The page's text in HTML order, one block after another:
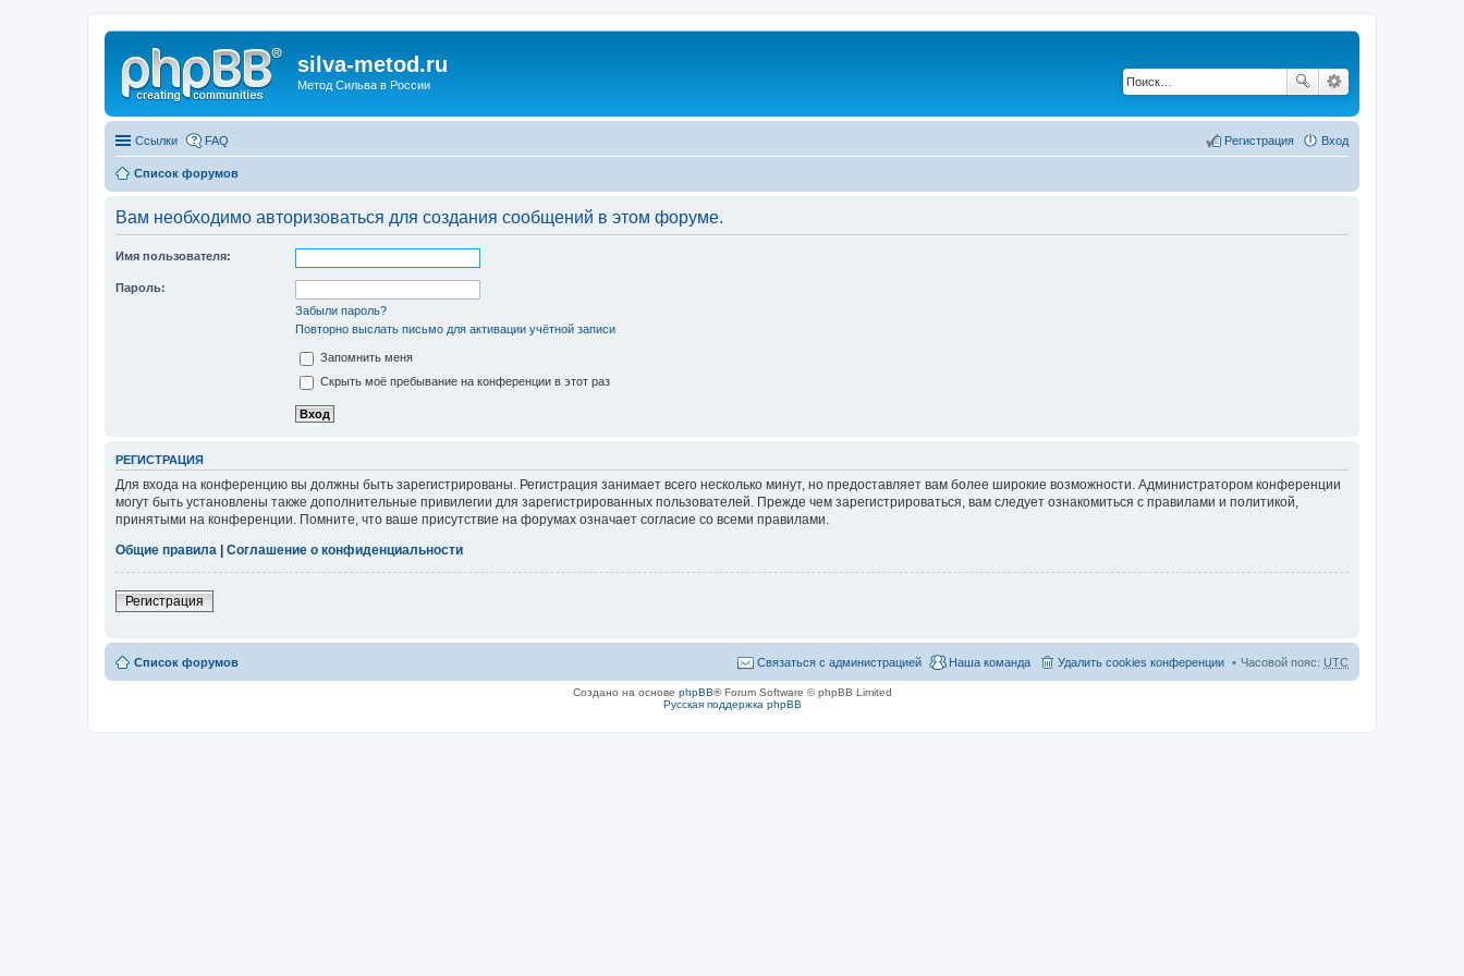
silva-metod.ru
Метод Сильва в России
Ссылки FAQ Вход
Регистрация
Список форумов
Вам необходимо авторизоваться для создания сообщений в этом форуме.
Имя пользователя:
Пароль:
Забыли пароль?
Повторно выслать письмо для активации учётной записи
Запомнить меня
Скрыть моё пребывание на конференции в этот раз
РЕГИСТРАЦИЯ
Для входа на конференцию вы должны быть зарегистрированы. Регистрация занимает всего несколько минут, но предоставляет вам более широкие возможности. Администратором конференции
могут быть установлены также дополнительные привилегии для зарегистрированных пользователей. Прежде чем зарегистрироваться, вам следует ознакомиться с правилами и политикой,
принятыми на конференции. Помните, что ваше присутствие на форумах означает согласие со всеми правилами.
Общие правила
Соглашение о конфиденциальности
Регистрация
Список форумов Часовой пояс: UTC
Удалить cookies конференции
Наша команда
Связаться с администрацией
Создано на основе phpBB® Forum Software © phpBB Limited
Русская поддержка phpBB